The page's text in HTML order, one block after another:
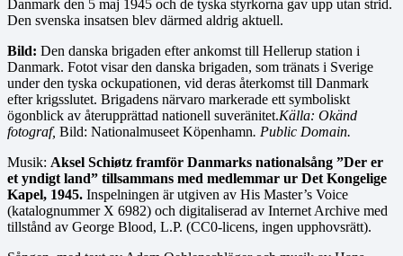
Danmark den 5 maj 1945 och de tyska styrkorna gav upp utan strid.
Den svenska insatsen blev därmed aldrig aktuell.
Bild: Den danska brigaden efter ankomst till Hellerup station i
Danmark. Fotot visar den danska brigaden, som tränats i Sverige
under den tyska ockupationen, vid deras återkomst till Danmark
efter krigsslutet. Brigadens närvaro markerade ett symboliskt
ögonblick av återupprättad nationell suveränitet.Källa: Okänd
fotograf, Bild: Nationalmuseet Köpenhamn. Public Domain.
Musik: Aksel Schiøtz framför Danmarks nationalsång ”Der er
et yndigt land” tillsammans med medlemmar ur Det Kongelige
Kapel, 1945. Inspelningen är utgiven av His Master’s Voice
(katalognummer X 6982) och digitaliserad av Internet Archive med
tillstånd av George Blood, L.P. (CC0-licens, ingen upphovsrätt).